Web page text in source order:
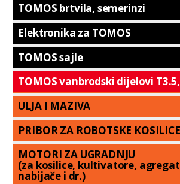
TOMOS brtvila, semerinzi
Elektronika za TOMOS
TOMOS sajle
TOMOS vanbrodski dijelovi
ULJA I MAZIVA
PRIBOR ZA ROBOTSKE KOSILICE
MOTORI ZA UGRADNJU
(za kosilice, kultivatore,
nabijače i dr.)